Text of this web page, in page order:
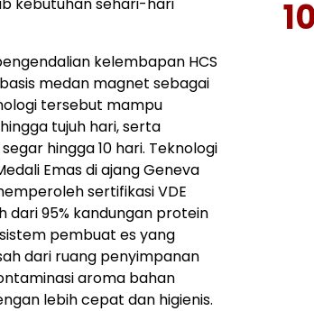
kelembapan HCS
medan magnet sebagai
tersebut mampu
tujuh hari, serta
hingga 10 hari. Teknologi
Emas di ajang Geneva
sertifikasi VDE
95% kandungan protein
pembuat es yang
dari ruang penyimpanan
aroma bahan
lebih cepat dan higienis.